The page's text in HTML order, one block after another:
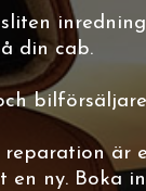
din cab.
bilförsäljare
ny. Boka